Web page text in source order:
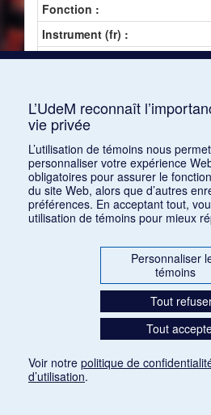
Fonction :
Instrument (fr) :
Instrument (en) :
L’UdeM reconnaît
vie privée
L’utilisation de témoins nous
personnaliser votre expérience
obligatoires pour assurer le
du site Web, alors que d’autres
préférences. En acceptant tout,
utilisation de témoins pour mieux
Personnaliser
témoins
Tout
Tout
Voir notre politique de
d’utilisation.